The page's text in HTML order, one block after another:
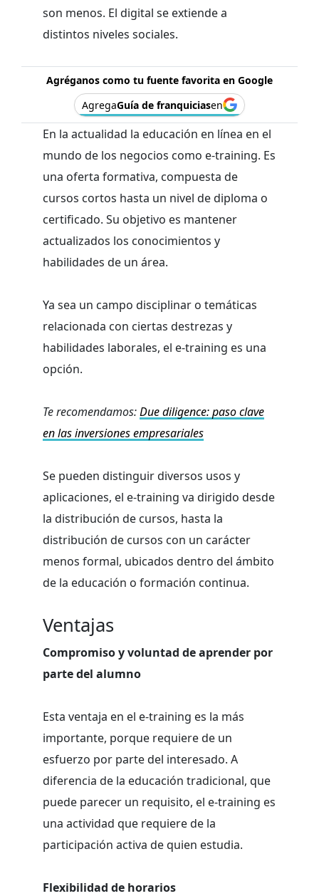
son menos. El digital se extiende a
distintos niveles sociales.
Agréganos como tu fuente favorita en Google
AgregaGuía de franquiciasen
En la actualidad la educación en línea en el
mundo de los negocios como e-training. Es
una oferta formativa, compuesta de
cursos cortos hasta un nivel de diploma o
certificado. Su objetivo es mantener
actualizados los conocimientos y
habilidades de un área.
Ya sea un campo disciplinar o temáticas
relacionada con ciertas destrezas y
habilidades laborales, el e-training es una
opción.
Te recomendamos:Due diligence: paso clave
en las inversiones empresariales
Se pueden distinguir diversos usos y
aplicaciones, el e-training va dirigido desde
la distribución de cursos, hasta la
distribución de cursos con un carácter
menos formal, ubicados dentro del ámbito
de la educación o formación continua.
Ventajas
Compromiso y voluntad de aprender por
parte del alumno
Esta ventaja en el e-training es la más
importante, porque requiere de un
esfuerzo por parte del interesado. A
diferencia de la educación tradicional, que
puede parecer un requisito, el e-training es
una actividad que requiere de la
participación activa de quien estudia.
Flexibilidad de horarios